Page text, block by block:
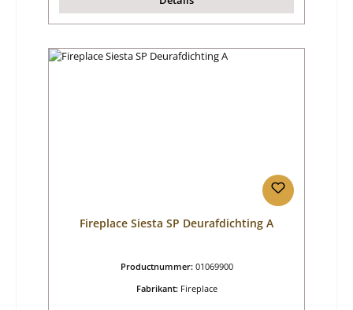
Fireplace Siesta SP Deurafdichting A
Productnummer: 01069900
Fabrikant: Fireplace